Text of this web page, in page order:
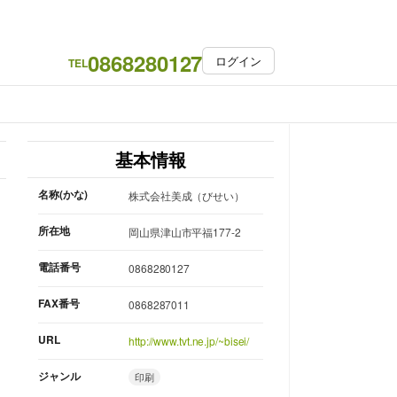
TEL0868280127 ログイン
基本情報
名称(かな) 株式会社美成（びせい）
所在地 岡山県津山市平福177-2
電話番号 0868280127
FAX番号 0868287011
URL http://www.tvt.ne.jp/~bisei/
ジャンル 印刷